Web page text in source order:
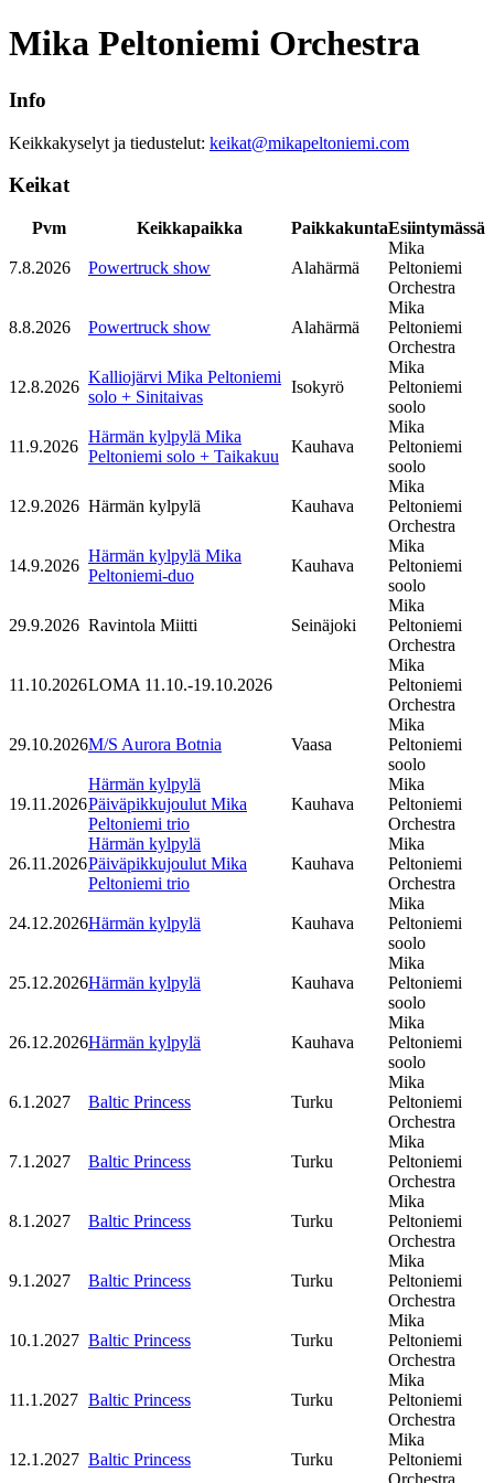
Mika Peltoniemi Orchestra
Info
Keikkakyselyt ja tiedustelut: keikat@mikapeltoniemi.com
Keikat
Pvm Keikkapaikka PaikkakuntaEsiintymässä
7.8.2026 Powertruck show Alahärmä
Mika
Peltoniemi
Orchestra
8.8.2026 Powertruck show Alahärmä
Mika
Peltoniemi
Orchestra
12.8.2026
Kalliojärvi Mika Peltoniemi
solo + Sinitaivas
Isokyrö
Mika
Peltoniemi
soolo
11.9.2026
Härmän kylpylä Mika
Peltoniemi solo + Taikakuu
Kauhava
Mika
Peltoniemi
soolo
12.9.2026 Härmän kylpylä Kauhava
Mika
Peltoniemi
Orchestra
14.9.2026
Härmän kylpylä Mika
Peltoniemi-duo
Kauhava
Mika
Peltoniemi
soolo
29.9.2026 Ravintola Miitti Seinäjoki
Mika
Peltoniemi
Orchestra
11.10.2026LOMA 11.10.-19.10.2026
Mika
Peltoniemi
Orchestra
29.10.2026M/S Aurora Botnia Vaasa
Mika
Peltoniemi
soolo
19.11.2026
Härmän kylpylä
Päiväpikkujoulut Mika
Peltoniemi trio
Kauhava
Mika
Peltoniemi
Orchestra
26.11.2026
Härmän kylpylä
Päiväpikkujoulut Mika
Peltoniemi trio
Kauhava
Mika
Peltoniemi
Orchestra
24.12.2026Härmän kylpylä Kauhava
Mika
Peltoniemi
soolo
25.12.2026Härmän kylpylä Kauhava
Mika
Peltoniemi
soolo
26.12.2026Härmän kylpylä Kauhava
Mika
Peltoniemi
soolo
6.1.2027 Baltic Princess Turku
Mika
Peltoniemi
Orchestra
7.1.2027 Baltic Princess Turku
Mika
Peltoniemi
Orchestra
8.1.2027 Baltic Princess Turku
Mika
Peltoniemi
Orchestra
9.1.2027 Baltic Princess Turku
Mika
Peltoniemi
Orchestra
10.1.2027 Baltic Princess Turku
Mika
Peltoniemi
Orchestra
11.1.2027 Baltic Princess Turku
Mika
Peltoniemi
Orchestra
12.1.2027 Baltic Princess Turku
Mika
Peltoniemi
Orchestra